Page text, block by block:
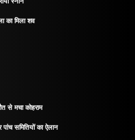
का मिला शव
से मचा कोहराम
समितियों का ऐलान